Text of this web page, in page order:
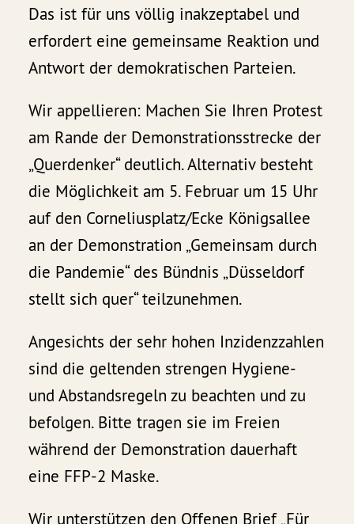
Das ist für uns völlig inakzeptabel und
erfordert eine gemeinsame Reaktion und
Antwort der demokratischen Parteien.
Wir appellieren: Machen Sie Ihren Protest
am Rande der Demonstrationsstrecke der
„Querdenker“ deutlich. Alternativ besteht
die Möglichkeit am 5. Februar um 15 Uhr
auf den Corneliusplatz/Ecke Königsallee
an der Demonstration „Gemeinsam durch
die Pandemie“ des Bündnis „Düsseldorf
stellt sich quer“ teilzunehmen.
Angesichts der sehr hohen Inzidenzzahlen
sind die geltenden strengen Hygiene-
und Abstandsregeln zu beachten und zu
befolgen. Bitte tragen sie im Freien
während der Demonstration dauerhaft
eine FFP-2 Maske.
Wir unterstützen den Offenen Brief „Für